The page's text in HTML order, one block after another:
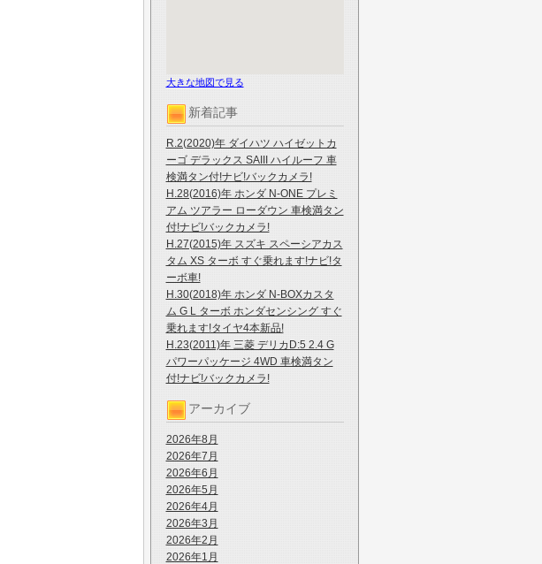
大きな地図で見る
新着記事
R.2(2020)年 ダイハツ ハイゼットカ
ーゴ デラックス SAIII ハイルーフ 車
検満タン付!ナビ!バックカメラ!
H.28(2016)年 ホンダ N-ONE プレミ
アム ツアラー ローダウン 車検満タン
付!ナビ!バックカメラ!
H.27(2015)年 スズキ スペーシアカス
タム XS ターボ すぐ乗れます!ナビ!タ
ーボ車!
H.30(2018)年 ホンダ N-BOXカスタ
ム G L ターボ ホンダセンシング すぐ
乗れます!タイヤ4本新品!
H.23(2011)年 三菱 デリカD:5 2.4 G
パワーパッケージ 4WD 車検満タン
付!ナビ!バックカメラ!
アーカイブ
2026年8月
2026年7月
2026年6月
2026年5月
2026年4月
2026年3月
2026年2月
2026年1月